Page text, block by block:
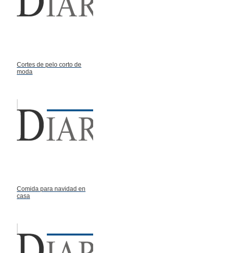
Cortes de pelo corto de
moda
Comida para navidad en
casa